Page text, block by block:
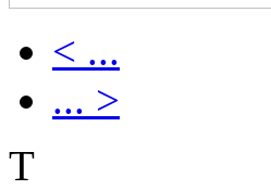
< ...
... >
T